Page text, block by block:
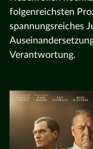
folgenreichsten
spannungsreiches
Verantwortung.